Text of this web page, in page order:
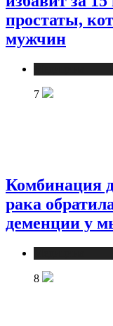
простаты,
мужчин
7
Комбинация
рака
деменции у
8